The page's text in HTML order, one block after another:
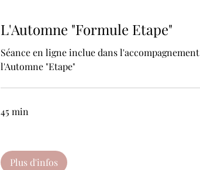
L'Automne "Formule Etape"
Séance en ligne inclue dans l'accompagnement
l'Automne "Etape"
45 min
Plus d'infos